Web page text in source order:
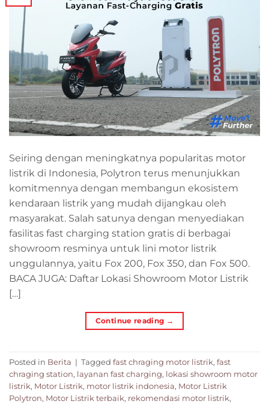
Seiring dengan meningkatnya popularitas motor
listrik di Indonesia, Polytron terus menunjukkan
komitmennya dengan membangun ekosistem
kendaraan listrik yang mudah dijangkau oleh
masyarakat. Salah satunya dengan menyediakan
fasilitas fast charging station gratis di berbagai
showroom resminya untuk lini motor listrik
unggulannya, yaitu Fox 200, Fox 350, dan Fox 500.
BACA JUGA: Daftar Lokasi Showroom Motor Listrik
[…]
Continue reading →
Posted in Berita | Tagged fast chraging motor listrik, fast
chraging station, layanan fast charging, lokasi showroom motor
listrik, Motor Listrik, motor listrik indonesia, Motor Listrik
Polytron, Motor Listrik terbaik, rekomendasi motor listrik,